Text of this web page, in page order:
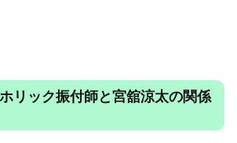
リック振付師と宮舘涼太の関係